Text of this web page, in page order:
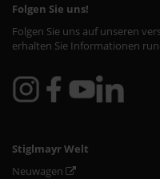
Folgen Sie uns!
Folgen Sie uns auf unseren
erhalten Sie Informationen
Stiglmayr Welt
Neuwagen